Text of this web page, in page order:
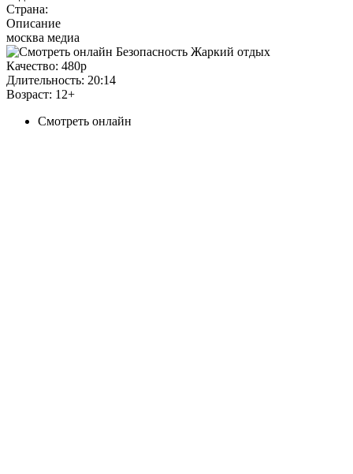
Страна:
Описание
москва медиа
Качество: 480p
Длительность: 20:14
Возраст: 12+
Смотреть онлайн